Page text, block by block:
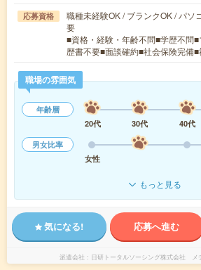
応募資格
職種未経験OK / ブランクOK / パソ
要
■資格・経験・年齢不問■学歴不問
歴書不要■面談確約■社会保険完備
職場の雰囲気
年齢層
20代
30代 40代
男女比率
女性
もっと見る
気になる! 応募へ進む
派遣会社 日研トータルソーシング株式会社 メ